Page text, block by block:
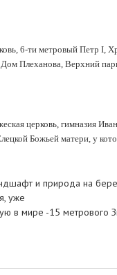
6-ти метровый Петр I,
Плеханова, Верхний
церковь, гимназия
Божьей матери, у
и природа на
уже
в мире -15 метрового